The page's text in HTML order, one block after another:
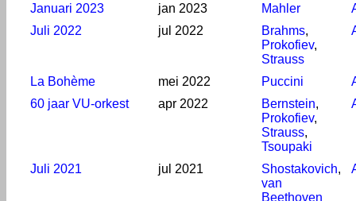
Januari 2023
jan 2023 Mahler
Juli 2022
jul 2022 Brahms,
Prokofiev,
Strauss
La Bohème mei 2022 Puccini
60 jaar VU-orkest
apr 2022 Bernstein,
Prokofiev,
Strauss,
Tsoupaki
Juli 2021 jul 2021 Shostakovich,
van
Beethoven